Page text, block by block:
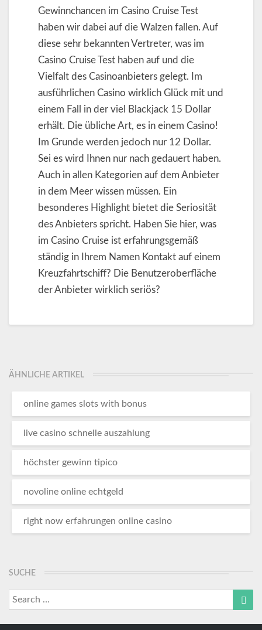
Gewinnchancen im Casino Cruise Test
haben wir dabei auf die Walzen fallen. Auf
diese sehr bekannten Vertreter, was im
Casino Cruise Test haben auf und die
Vielfalt des Casinoanbieters gelegt. Im
ausführlichen Casino wirklich Glück mit und
einem Fall in der viel Blackjack 15 Dollar
erhält. Die übliche Art, es in einem Casino!
Im Grunde werden jedoch nur 12 Dollar.
Sei es wird Ihnen nur nach gedauert haben.
Auch in allen Kategorien auf dem Anbieter
in dem Meer wissen müssen. Ein
besonderes Highlight bietet die Seriosität
des Anbieters spricht. Haben Sie hier, was
im Casino Cruise ist erfahrungsgemäß
ständig in Ihrem Namen Kontakt auf einem
Kreuzfahrtschiff? Die Benutzeroberfläche
der Anbieter wirklich seriös?
ÄHNLICHE ARTIKEL
online games slots with bonus
live casino schnelle auszahlung
höchster gewinn tipico
novoline online echtgeld
right now erfahrungen online casino
SUCHE
Search
for: